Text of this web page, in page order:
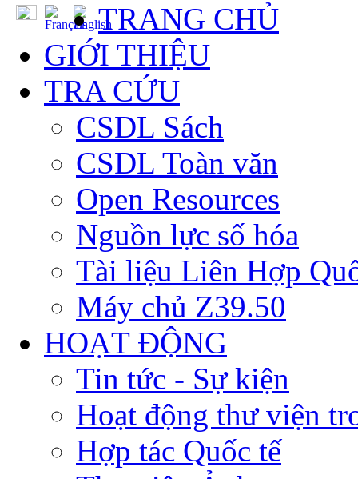
TRANG CHỦ
GIỚI THIỆU
TRA CỨU
CSDL Sách
CSDL Toàn văn
Open Resources
Nguồn lực số hóa
Tài liệu Liên Hợp
Máy chủ Z39.50
HOẠT ĐỘNG
Tin tức - Sự kiện
Hoạt động thư viện
Hợp tác Quốc tế